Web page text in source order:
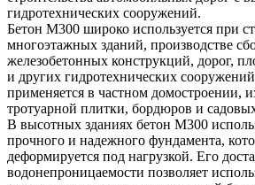
гидротехнических сооружений.
Бетон М300 широко используется при
многоэтажных зданий, производстве
железобетонных конструкций, дорог,
и других гидротехнических
применяется в частном домостроении,
тротуарной плитки, бордюров и
В высотных зданиях бетон М300
прочного и надежного фундамента,
деформируется под нагрузкой. Его
водонепроницаемости позволяет